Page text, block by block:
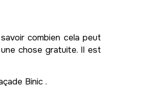
combien cela peut
chose gratuite. Il est
Binic .